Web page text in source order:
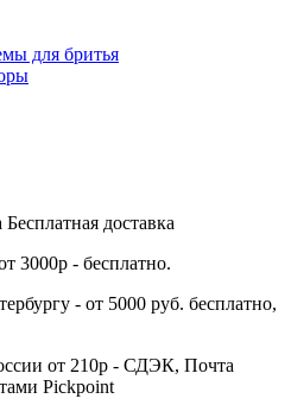
для бритья
Бесплатная доставка
3000р - бесплатно.
- от 5000 руб. бесплатно,
от 210р - СДЭК, Почта
Pickpoint